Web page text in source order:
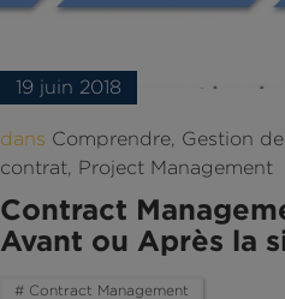
19 juin 2018
dans Comprendre, Gestion de
contrat, Project Management
Contract
Avant ou Après la
# Contract Management